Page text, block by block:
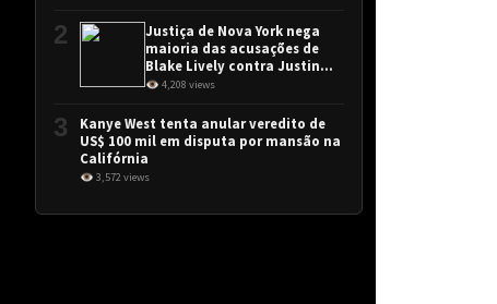
2
Justiça de Nova York nega
maioria das acusações de
Blake Lively contra Justin
Baldoni
👁 4,208 views
3
Kanye West tenta anular veredito de
US$ 100 mil em disputa por mansão na
Califórnia
👁 3,572 views